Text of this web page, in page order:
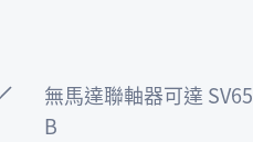
無馬達聯軸器可達 SV65
B